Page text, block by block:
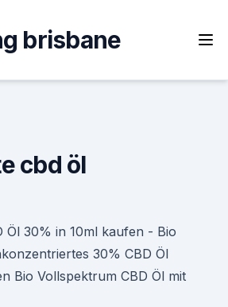
brisbane
cbd öl
Öl 30% in 10ml kaufen - Bio
30% CBD Öl
Bio Vollspektrum CBD Öl mit